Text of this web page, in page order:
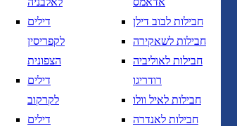
דילים
לקפריסין
הצפונית
דילים
לקרקוב
דילים
חבילות לבוב דילן
חבילות לשאקירה
חבילות לאוליביה
רודריגו
חבילות לאיל וולו
חבילות לאנדרה